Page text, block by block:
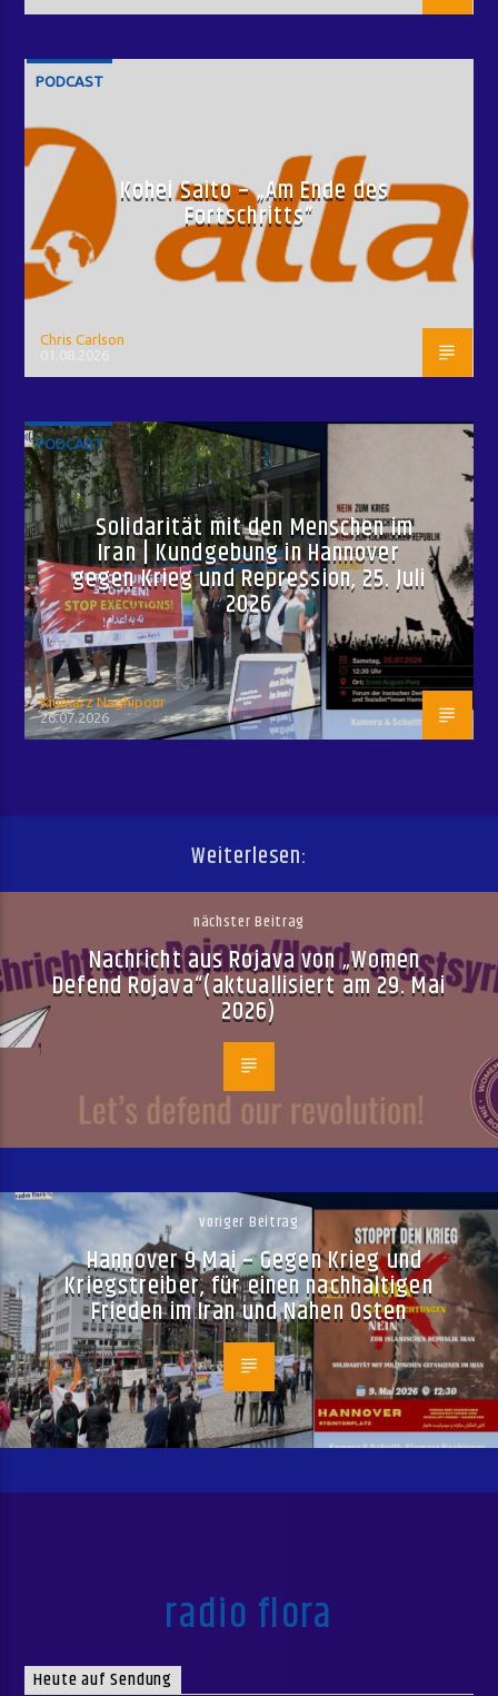
PODCAST
Kohei Saito – „Am Ende des
Fortschritts“
Chris Carlson
PODCAST
Solidarität mit den Menschen im
Iran | Kundgebung in Hannover
gegen Krieg und Repression, 25. Juli
2026
Kiumarz Naghipour
26.07.2026
Weiterlesen:
nächster Beitrag
Nachricht aus Rojava von „Women
Defend Rojava“(aktuallisiert am 29. Mai
2026)
voriger Beitrag
Hannover 9 Mai – Gegen Krieg und
Kriegstreiber, für einen nachhaltigen
Frieden im Iran und Nahen Osten
radio flora
Heute auf Sendung